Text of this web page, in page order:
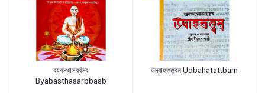
Add to cart
ব্যবস্থাসর্ব্বস্ব
Byabasthasarbbasb
Add to cart
উদ্বাহতত্ত্বম্ Udbahatattbam